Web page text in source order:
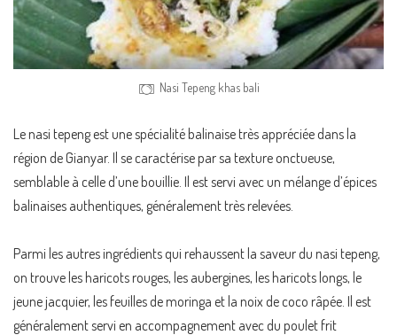
Nasi Tepeng khas bali
Le nasi tepeng est une spécialité balinaise très appréciée dans la
région de Gianyar. Il se caractérise par sa texture onctueuse,
semblable à celle d’une bouillie. Il est servi avec un mélange d’épices
balinaises authentiques, généralement très relevées.
Parmi les autres ingrédients qui rehaussent la saveur du nasi tepeng,
on trouve les haricots rouges, les aubergines, les haricots longs, le
jeune jacquier, les feuilles de moringa et la noix de coco râpée. Il est
généralement servi en accompagnement avec du poulet frit